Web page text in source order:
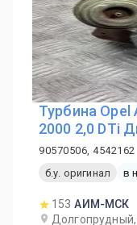
Турбина Opel
2000 2,0 DTi
90570506, 4542162
б.у. оригинал
в
153 АИМ-МСК
Долгопрудный,